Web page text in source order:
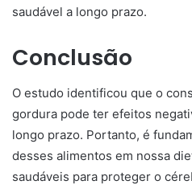
saudável a longo prazo.
Conclusão
O estudo identificou que o
gordura pode ter efeitos
longo prazo. Portanto, é
desses alimentos em nossa
saudáveis para proteger o